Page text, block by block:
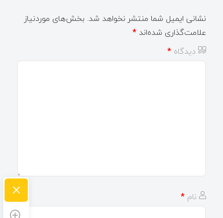
نشانی ایمیل شما منتشر نخواهد شد. بخش‌های موردنیاز
علامت‌گذاری شده‌اند *
دیدگاه *
نام *
×